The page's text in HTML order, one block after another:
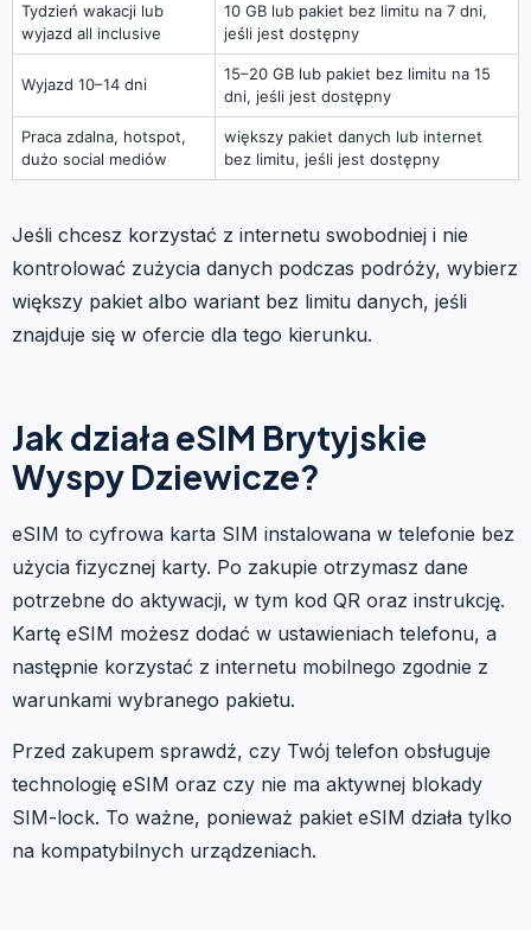
Tydzień wakacji lub
wyjazd all inclusive
10 GB lub pakiet bez limitu na 7 dni,
jeśli jest dostępny
Wyjazd 10–14 dni
15–20 GB lub pakiet bez limitu na 15
dni, jeśli jest dostępny
Praca zdalna, hotspot,
dużo social mediów
większy pakiet danych lub internet
bez limitu, jeśli jest dostępny
Jeśli chcesz korzystać z internetu swobodniej i nie
kontrolować zużycia danych podczas podróży, wybierz
większy pakiet albo wariant bez limitu danych, jeśli
znajduje się w ofercie dla tego kierunku.
Jak działa eSIM Brytyjskie
Wyspy Dziewicze?
eSIM to cyfrowa karta SIM instalowana w telefonie bez
użycia fizycznej karty. Po zakupie otrzymasz dane
potrzebne do aktywacji, w tym kod QR oraz instrukcję.
Kartę eSIM możesz dodać w ustawieniach telefonu, a
następnie korzystać z internetu mobilnego zgodnie z
warunkami wybranego pakietu.
Przed zakupem sprawdź, czy Twój telefon obsługuje
technologię eSIM oraz czy nie ma aktywnej blokady
SIM-lock. To ważne, ponieważ pakiet eSIM działa tylko
na kompatybilnych urządzeniach.